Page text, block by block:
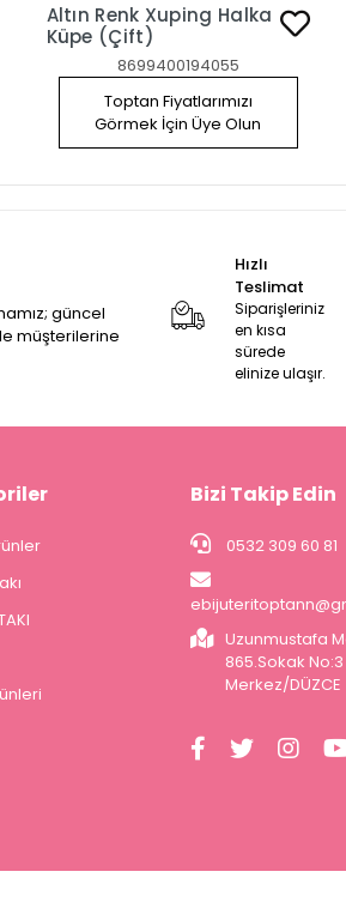
Altın Renk Xuping Halka
Küpe (Çift)
8699400194055
Toptan Fiyatlarımızı
Görmek İçin Üye Olun
güncel
müşterilerine
Hızlı
Teslimat
Siparişleriniz
en kısa
sürede
elinize ulaşır.
Bizi Takip Edin
0532 309 60 81
Uzunmustafa
865.Sokak No:3
Merkez/DÜZCE